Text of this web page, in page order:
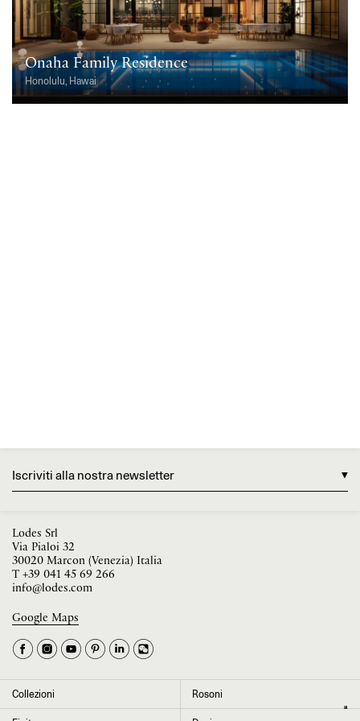
Onaha Family Residence
Honolulu, Hawai
Iscriviti alla nostra newsletter
La tua occupazione è
Seleziona il paese ►
Lodes Srl
Via Pialoi 32
30020 Marcon (Venezia) Italia
T +39 041 45 69 266
info@lodes.com
Google Maps
Collezioni Rosoni